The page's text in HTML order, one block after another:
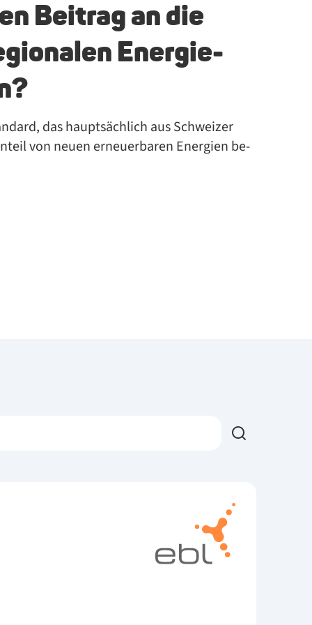
Bei­trag an die
En­er­gie­
das haupt­säch­lich aus Schwei­zer
von neu­en er­neu­er­ba­ren En­er­gi­en be­